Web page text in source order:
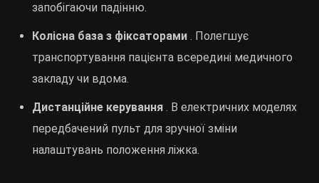
запобігаючи падінню.
Колісна база з фіксаторами . Полегшує
транспортування пацієнта всередині медичного
закладу чи вдома.
Дистанційне керування . В електричних моделях
передбачений пульт для зручної зміни
налаштувань положення ліжка.